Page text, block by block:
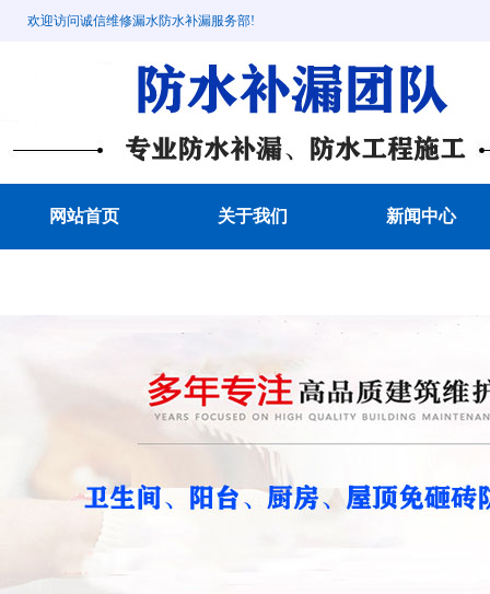
欢迎访问诚信维修漏水防水补漏服务部!
网站首页 关于我们 新闻中心